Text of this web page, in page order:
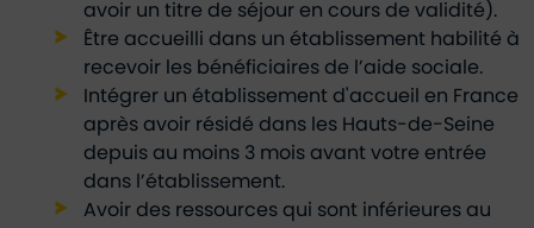
avoir un titre de séjour en cours de validité).
Être accueilli dans un établissement habilité à
recevoir les bénéficiaires de l’aide sociale.
Intégrer un établissement d'accueil en France
après avoir résidé dans les Hauts-de-Seine
depuis au moins 3 mois avant votre entrée
dans l’établissement.
Avoir des ressources qui sont inférieures au